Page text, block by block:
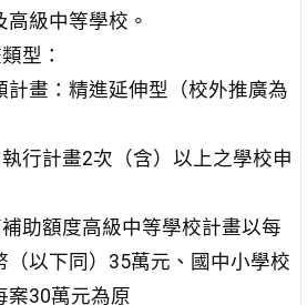
高級中等學校。
型：
計畫：精進延伸型（校外推廣為
行計畫2次（含）以上之學校申
助額度高級中等學校計畫以每
（以下同）35萬元、國中小學校
案30萬元為原